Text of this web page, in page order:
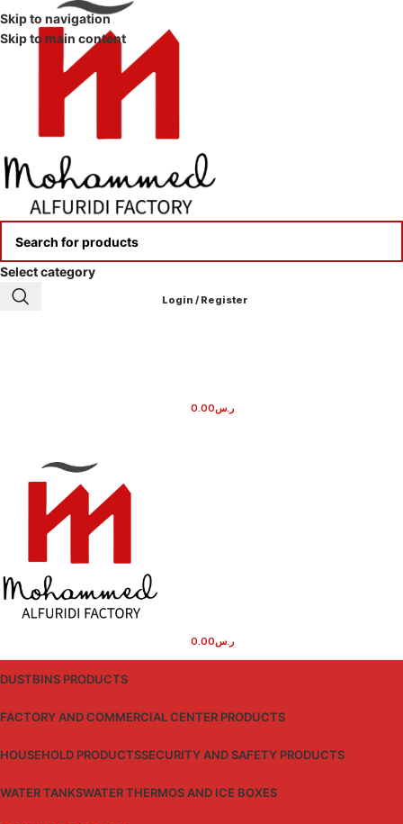
Skip to navigation
Skip to main content
Select category
Login / Register
ر.س0.00
ر.س0.00
DUSTBINS PRODUCTS
FACTORY AND COMMERCIAL CENTER PRODUCTS
HOUSEHOLD PRODUCTSSECURITY AND SAFETY PRODUCTS
WATER TANKSWATER THERMOS AND ICE BOXES